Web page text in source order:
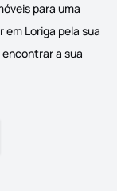
para uma
Loriga pela sua
a sua